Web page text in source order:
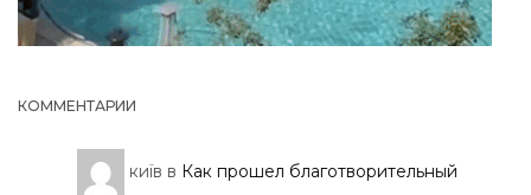
КОММЕНТАРИИ
київ в Как прошел благотворительный